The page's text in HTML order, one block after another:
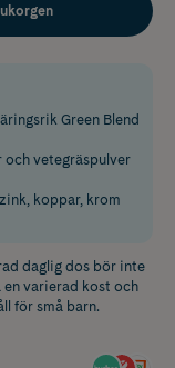
Green Blend
vetegräspulver
koppar, krom
daglig dos bör inte
varierad kost och
för små barn.